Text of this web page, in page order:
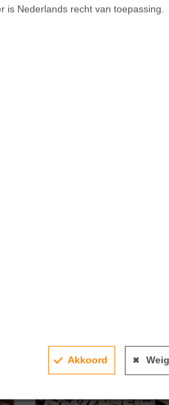
is Nederlands recht van toepassing.
Akkoord
te nemen. Is de huidige
afkoelen en een recessie worden
beleid en zijn er al snel weer
lijkt het ‘trackrecord’ van de
ECB momenteel nog steeds een